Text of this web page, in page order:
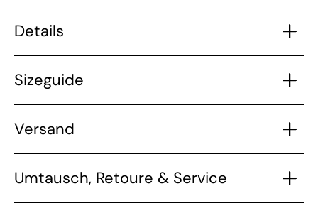
Details
Sizeguide
Versand
Umtausch, Retoure & Service